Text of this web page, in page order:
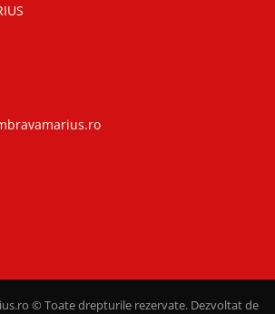
© Toate drepturile rezervate. Dezvoltat de